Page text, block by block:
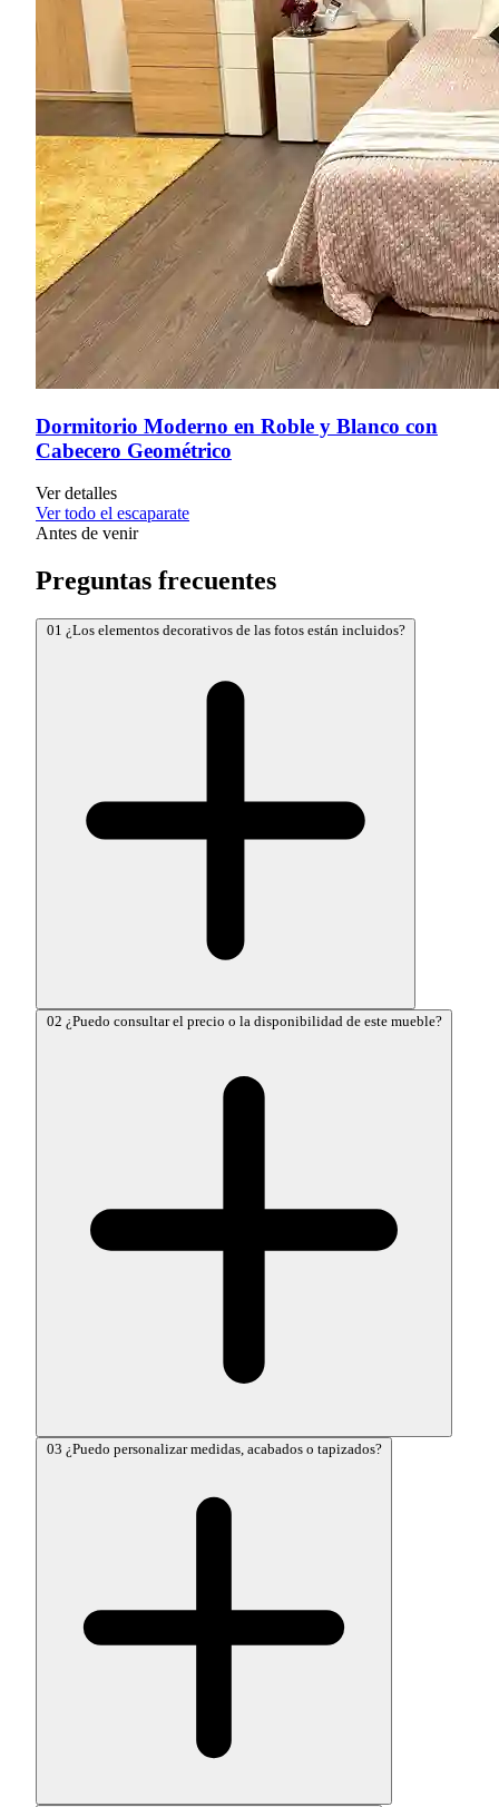
Dormitorio Moderno en Roble y Blanco con
Cabecero Geométrico
Ver detalles
Ver todo el escaparate
Antes de venir
Preguntas frecuentes
01 ¿Los elementos decorativos de las fotos están incluidos?
02 ¿Puedo consultar el precio o la disponibilidad de este mueble?
03 ¿Puedo personalizar medidas, acabados o tapizados?